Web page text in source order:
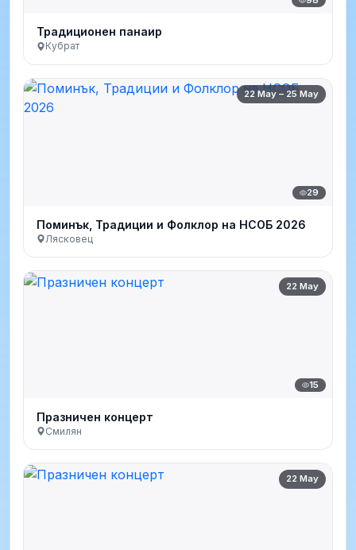
Традиционен панаир
Кубрат
22 May – 25 May
29
Поминък, Традиции и Фолклор на НСОБ 2026
Лясковец
22 May
15
Празничен концерт
Смилян
22 May